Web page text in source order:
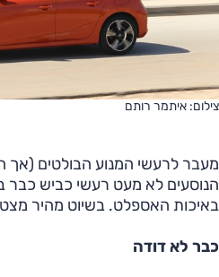
צילום: איתמר רותם
מעבר לרעשי המנוע הבולטים (אך
הנוסעים לא מעט רעשי כביש כבר
באיכות האספלט. בשיוט מהיר
כבר לא דודה